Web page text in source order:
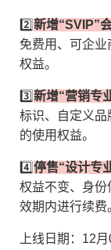
运营SOP重磅上线
！
删除啦！
2️⃣新增“SVIP”
免费用、可企
权益。
3️⃣新增“营销专
标识、自定义
的使用权益。
4️⃣停售“设计专
权益不变、身份
效期内进行续费
上线日期：12月